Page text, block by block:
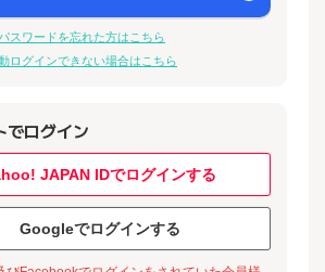
パスワードを忘れた方はこちら
ログインできない場合はこちら
でログイン
JAPAN IDでログインする
Googleでログインする